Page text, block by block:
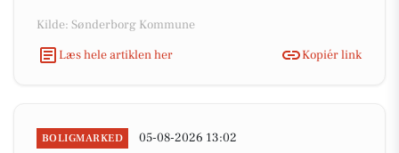
Kilde: Sønderborg Kommune
Læs hele artiklen her
Kopiér link
BOLIGMARKED 05-08-2026 13:02